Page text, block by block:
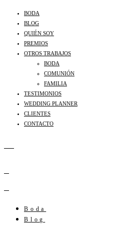
BODA
BLOG
QUIÉN SOY
PREMIOS
OTROS TRABAJOS
BODA
COMUNIÓN
FAMILIA
TESTIMONIOS
WEDDING PLANNER
CLIENTES
CONTACTO
Boda
Blog